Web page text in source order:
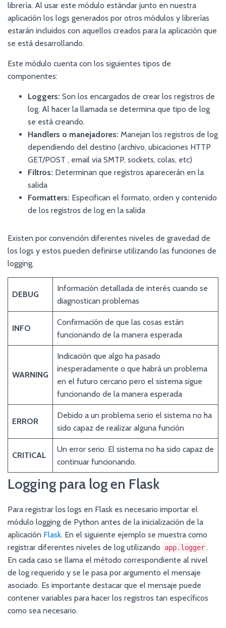
librería. Al usar este módulo estándar junto en nuestra
aplicación los logs generados por otros módulos y librerías
estarán incluidos con aquellos creados para la aplicación que
se está desarrollando.
Este módulo cuenta con los siguientes tipos de
componentes:
Loggers: Son los encargados de crear los registros de
log. Al hacer la llamada se determina que tipo de log
se está creando.
Handlers o manejadores: Manejan los registros de log
dependiendo del destino (archivo, ubicaciones HTTP
GET/POST , email via SMTP, sockets, colas, etc)
Filtros: Determinan que registros aparecerán en la
salida
Formatters: Especifican el formato, orden y contenido
de los registros de log en la salida
Existen por convención diferentes niveles de gravedad de
los logs y estos pueden definirse utilizando las funciones de
logging.
DEBUG
Información detallada de interés cuando se
diagnostican problemas
INFO
Confirmación de que las cosas están
funcionando de la manera esperada
WARNING
Indicación que algo ha pasado
inesperadamente o que habrá un problema
en el futuro cercano pero el sistema sigue
funcionando de la manera esperada
ERROR
Debido a un problema serio el sistema no ha
sido capaz de realizar alguna función
CRITICAL
Un error serio. El sistema no ha sido capaz de
continuar funcionando.
Logging para log en Flask
Para registrar los logs en Flask es necesario importar el
módulo logging de Python antes de la inicialización de la
aplicación Flask. En el siguiente ejemplo se muestra como
registrar diferentes niveles de log utilizando
app.logger .
En cada caso se llama el método correspondiente al nivel
de log requerido y se le pasa por argumento el mensaje
asociado. Es importante destacar que el mensaje puede
contener variables para hacer los registros tan específicos
como sea necesario.